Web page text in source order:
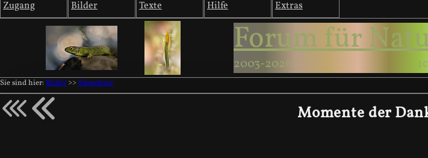
Zugang Bilder Texte Hilfe Extras
Forum für
2003-2026
Sie sind hier: Bilder >> Säugetiere
Momente der